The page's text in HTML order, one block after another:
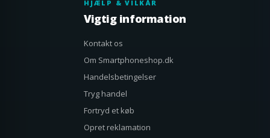
HJÆLP & VILKÅR
Vigtig information
Kontakt os
Om Smartphoneshop.dk
Handelsbetingelser
Tryg handel
Fortryd et køb
Opret reklamation